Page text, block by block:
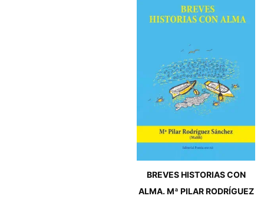
BREVES HISTORIAS CON
ALMA. Mª PILAR RODRÍGUEZ